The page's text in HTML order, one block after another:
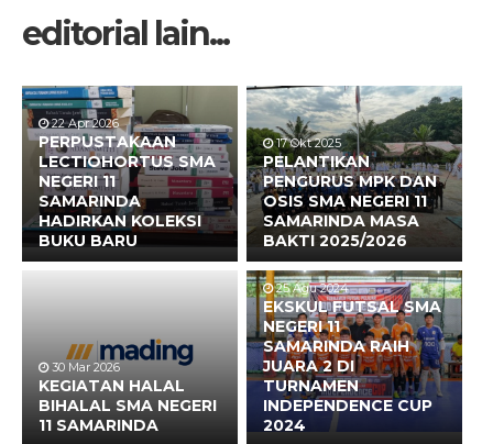
editorial lain...
22 Apr 2026
PERPUSTAKAAN
LECTIOHORTUS SMA
NEGERI 11
SAMARINDA
HADIRKAN KOLEKSI
BUKU BARU
17 Okt 2025
PELANTIKAN
PENGURUS MPK DAN
OSIS SMA NEGERI 11
SAMARINDA MASA
BAKTI 2025/2026
30 Mar 2026
KEGIATAN HALAL
BIHALAL SMA NEGERI
11 SAMARINDA
25 Agu 2024
EKSKUL FUTSAL SMA
NEGERI 11
SAMARINDA RAIH
JUARA 2 DI
TURNAMEN
INDEPENDENCE CUP
2024